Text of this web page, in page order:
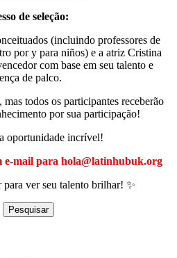
de seleção:
(incluindo professores de
por y para niños) e a atriz Cristina
com base em seu talento e
de palco.
todos os participantes receberão
por sua participação!
oportunidade incrível!
e-mail para hola@latinhubuk.org
para ver seu talento brilhar! ✨